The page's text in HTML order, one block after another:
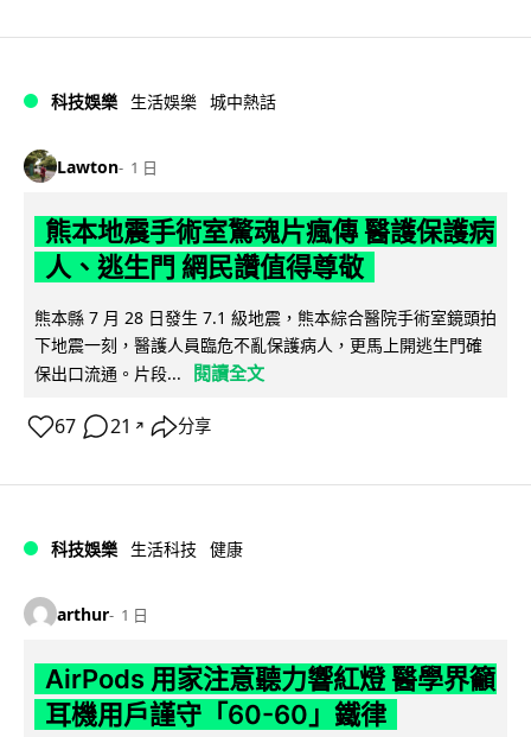
科技娛樂 生活娛樂 城中熱話
Lawton 1 日
熊本地震手術室驚魂片瘋傳 醫護保護病
人、逃生門 網民讚值得尊敬
熊本縣 7 月 28 日發生 7.1 級地震，熊本綜合醫院手術室鏡頭拍
下地震一刻，醫護人員臨危不亂保護病人，更馬上開逃生門確
保出口流通。片段...
閱讀全文
67 21 ↗ 分享
科技娛樂 生活科技 健康
arthur 1 日
AirPods 用家注意聽力響紅燈 醫學界籲
耳機用戶謹守「60-60」鐵律